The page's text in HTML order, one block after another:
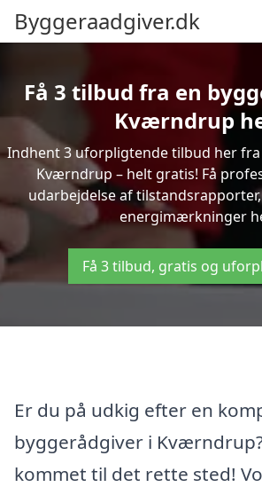
Byggeraadgiver.dk
Få 3 tilbud fra en
Kværndrup
Indhent 3 uforpligtende tilbud her
Kværndrup – helt gratis! Få
udarbejdelse af
energimærkninger
Få 3 tilbud, gratis og
Er du på udkig efter en
byggerådgiver i
kommet til det rette sted!